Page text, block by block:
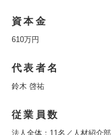
資本金
610万円
代表者名
鈴木 啓祐
従業員数
法人全体：11名／人材紹介